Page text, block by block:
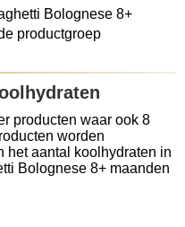
Bolognese 8+
productgroep
producten waar ook 8
worden
het aantal koolhydraten in
Bolognese 8+ maanden